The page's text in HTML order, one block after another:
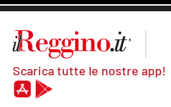
Scarica tutte le nostre app!